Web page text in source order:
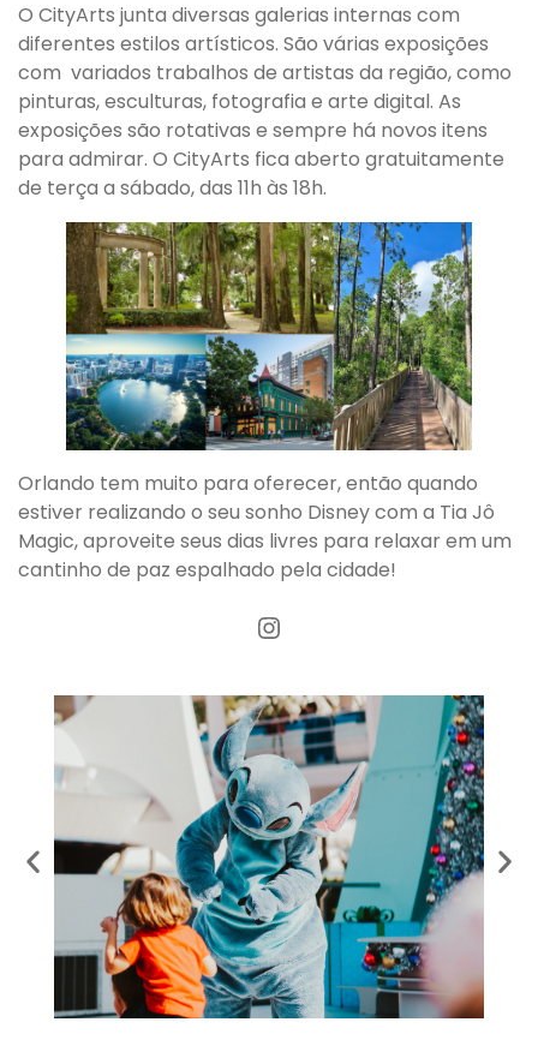
O CityArts junta diversas galerias internas com
diferentes estilos artísticos. São várias exposições
com variados trabalhos de artistas da região, como
pinturas, esculturas, fotografia e arte digital. As
exposições são rotativas e sempre há novos itens
para admirar. O CityArts fica aberto gratuitamente
de terça a sábado, das 11h às 18h.
Orlando tem muito para oferecer, então quando
estiver realizando o seu sonho Disney com a Tia Jô
Magic, aproveite seus dias livres para relaxar em um
cantinho de paz espalhado pela cidade!